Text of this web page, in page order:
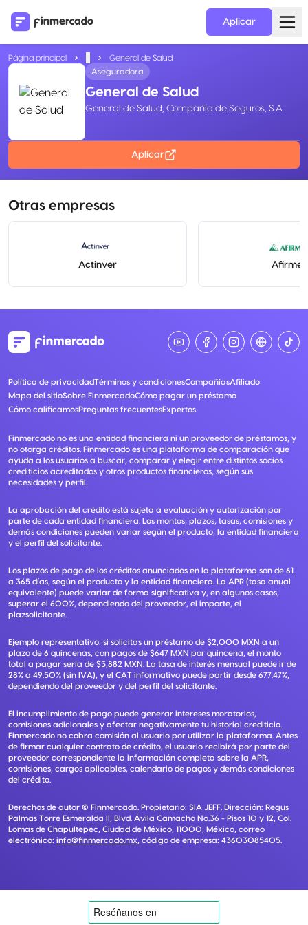
Aplicar
Página principal
General de Salud
Aseguradora
General de Salud
General de Salud, Compañía de Seguros, S.A.
Aplicar
Otras empresas
Actinver Afirme
Política de privacidadTérminos y condicionesCompañíasAfiliado
Mapa del sitioSobre FinmercadoCómo pagar un préstamo
Cómo calificamosPreguntas frecuentesExpertos
Finmercado no es una entidad financiera ni un proveedor de préstamos, y
no otorga créditos. Finmercado es una plataforma de comparación que
ayuda a los usuarios a buscar, comparar y elegir entre distintos socios
crediticios acreditados y otros productos financieros, según sus
necesidades y perfil.
La aprobación del crédito está sujeta a evaluación y autorización por
parte de cada entidad financiera. Los montos, plazos, tasas, comisiones y
demás condiciones pueden variar según el producto, la entidad financiera
y el perfil del solicitante.
Los plazos de pago de los créditos anunciados en la plataforma son de 61
a 365 días, según el producto y la entidad financiera. La APR (tasa anual
equivalente) puede variar de forma significativa y, en algunos casos,
superar el 600%, dependiendo del proveedor, el importe, el
plazsolicitante.
Ejemplo representativo: si solicitas un préstamo de $2,000 MXN a un
plazo de 6 quincenas, con pagos de $647 MXN por quincena, el monto
total a pagar sería de $3,882 MXN. La tasa de interés mensual puede ir de
28% a 49.50% (sin IVA), y el CAT informativo puede partir desde 677.47%,
dependiendo del proveedor y del perfil del solicitante.
El incumplimiento de pago puede generar intereses moratorios,
comisiones adicionales y afectar negativamente tu historial crediticio.
Finmercado no cobra comisión al usuario por utilizar la plataforma. Antes
de firmar cualquier contrato de crédito, el usuario recibirá por parte del
proveedor correspondiente la información completa sobre la APR,
comisiones, cargos aplicables, calendario de pagos y demás condiciones
del crédito.
Derechos de autor © Finmercado. Propietario: SIA JEFF. Dirección: Regus
Palmas Torre Esmeralda II, Blvd. Ávila Camacho No.36 - Pisos 10 y 12, Col.
Lomas de Chapultepec, Ciudad de México, 11000, México, correo
electrónico: info@finmercado.mx, código de empresa: 43603085405.